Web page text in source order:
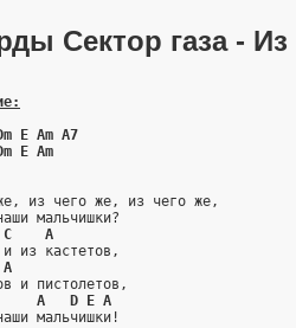
Сектор газа - Из
E Am A7
E Am
из чего же, из чего же,
мальчишки?
A
из кастетов,
и пистолетов,
A   D E A
мальчишки!